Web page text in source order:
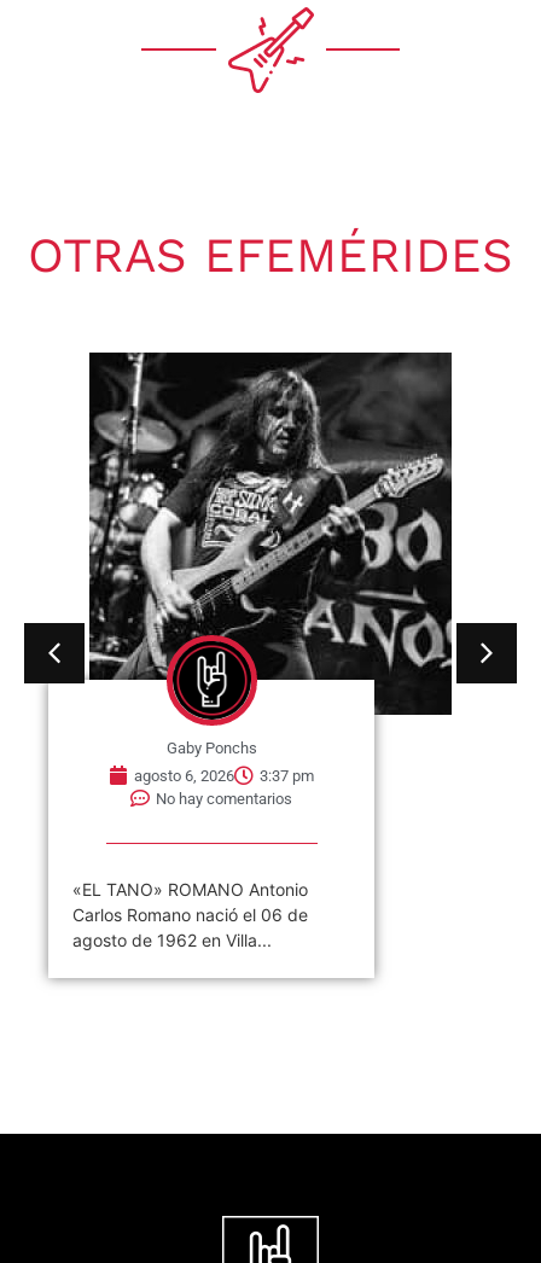
OTRAS EFEMÉRIDES
Gaby Ponchs
agosto 6, 2026
3:37 pm
No hay comentarios
«EL TANO» ROMANO Antonio
Carlos Romano nació el 06 de
agosto de 1962 en Villa...